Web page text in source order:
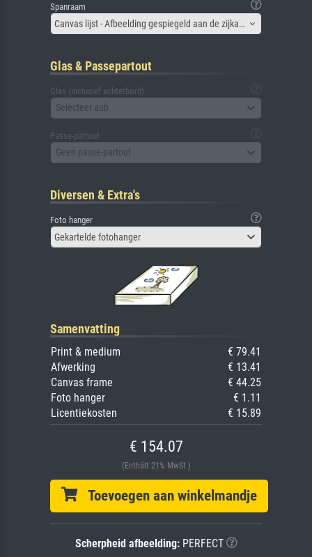
Spanraam
Canvas lijst - Afbeelding gespiegeld aan de zijkant
Glas & Passepartout
Glas (inclusief achterbord)
Selecteer aub
Passe-partout
Geen passe-partout
Diversen & Extra's
Foto hanger
Gekartelde fotohanger
Samenvatting
Print & medium
€ 79.41
Afwerking
€ 13.41
Canvas frame
€ 44.25
Foto hanger
€ 1.11
Licentiekosten
€ 15.89
€ 154.07
(Enthält 21% MwSt.)
Toevoegen aan winkelmandje
Scherpheid afbeelding:PERFECT